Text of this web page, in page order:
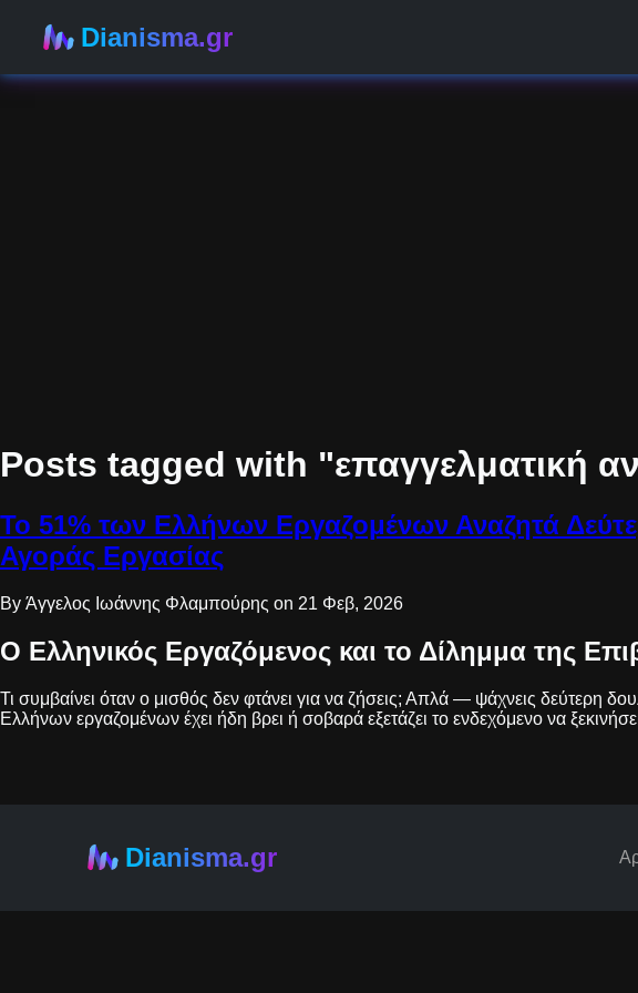
Dianisma.gr
Posts tagged with "επαγγελματική
Το 51% των Ελλήνων Εργαζομένων Αναζητά
Αγοράς Εργασίας
By Άγγελος Ιωάννης Φλαμπούρης on 21 Φεβ, 2026
Ο Ελληνικός Εργαζόμενος και το Δίλημμα της
Τι συμβαίνει όταν ο μισθός δεν φτάνει για να ζήσεις; Απλά — ψάχνεις δεύτερη
Ελλήνων εργαζομένων έχει ήδη βρει ή σοβαρά εξετάζει το ενδεχόμενο να
Dianisma.gr